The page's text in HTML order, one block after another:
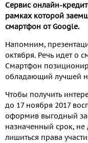
Сервис онлайн-
рамках которой
смартфон от Google.
Напомним,
октября. Речь идет о
Смартфон
обладающий лучшей
Чтобы получить
до 17 ноября 2017
оформив выгодный
назначенный срок,
лишиться права